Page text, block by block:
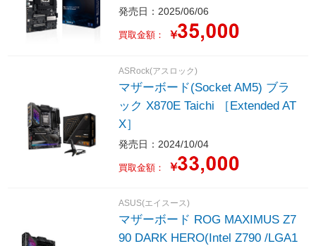
発売日：2025/06/06
買取金額： ￥
ASRock(アスロック)
マザーボード(Socket AM5) ブラ
ック X870E Taichi ［Extended AT
X］
発売日：2024/10/04
買取金額： ￥
ASUS(エイスース)
マザーボード ROG MAXIMUS Z7
90 DARK HERO(Intel Z790 /LGA1